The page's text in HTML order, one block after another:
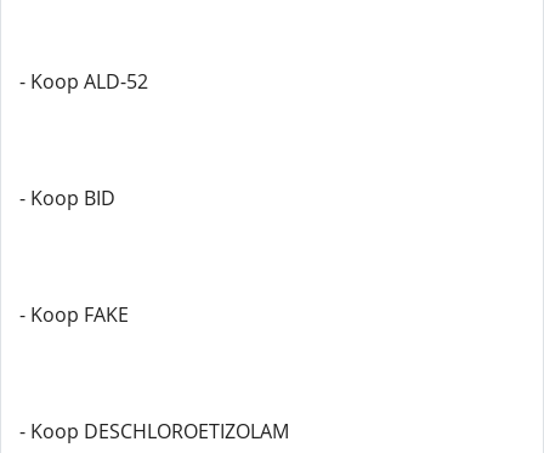
- Koop ALD-52
- Koop BID
- Koop FAKE
- Koop DESCHLOROETIZOLAM